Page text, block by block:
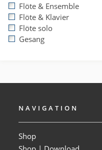
Flöte & Ensemble
Flöte & Klavier
Flöte solo
Gesang
NAVIGATION
Shop